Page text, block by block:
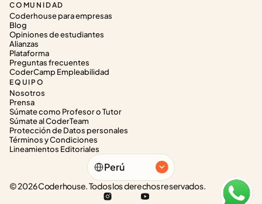
COMUNIDAD
Coderhouse para empresas
Blog
Opiniones de estudiantes
Alianzas
Plataforma
Preguntas frecuentes
CoderCamp Empleabilidad
EQUIPO
Nosotros
Prensa
Súmate como Profesor o Tutor
Súmate al CoderTeam
Protección de Datos personales
Términos y Condiciones
Lineamientos Editoriales
Select Language
Perú
© 2026 Coderhouse. Todos los derechos reservados.